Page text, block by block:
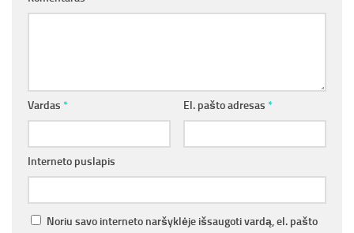
Vardas * El. pašto adresas *
Interneto puslapis
Noriu savo interneto naršyklėje išsaugoti vardą, el. pašto